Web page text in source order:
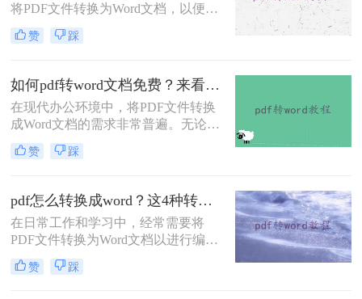
将PDF文件转换为Word文档，以便进
行编辑和修改。那么pdf转word怎么转
呢？本文将介绍三种将PDF转换为
PDF到Word的转换。
赞 踩
如何pdf转word文档免费？来看看这2种转换方法！
在现代办公环境中，将PDF文件转换
成Word文档的需求非常普遍。无论是
为了编辑、修改还是进一步处理，掌
握几种高效的PDF转Word方法都是非
费呢？本文将详细介绍两种免费且高
效的PDF转Word方法，帮助用户轻松
完成文件格式转换。
赞 踩
pdf怎么转换成word？这4种转换方法你可以轻松学会！
在日常工作和学习中，经常需要将
PDF文件转换为Word文档以进行编辑
和修改。为了帮助用户根据实际需求
选择最合适的方式，那么pdf怎么转换
赞 踩